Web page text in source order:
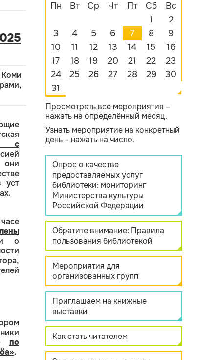
Коми
с
они
уст
о
по
.
Пн Вт Ср Чт Пт Сб
Вс
1
2
3
4 5 6 7 8
9
10
11 12 13 14 15
16
17
18 19 20 21 22
23
24
25 26 27 28 29
30
31
Просмотреть все мероприятия –
нажать на определённый месяц.
Узнать мероприятие на конкретный
день – нажать на число.
Опрос о качестве
предоставляемых услуг
библиотеки: мониторинг
Министерства культуры
Российской Федерации
Обратите внимание: Правила
пользования библиотекой
Мероприятия для
организованных групп
Приглашаем на книжные
выставки
Как стать читателем